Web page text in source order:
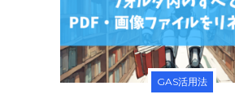
GAS活用法